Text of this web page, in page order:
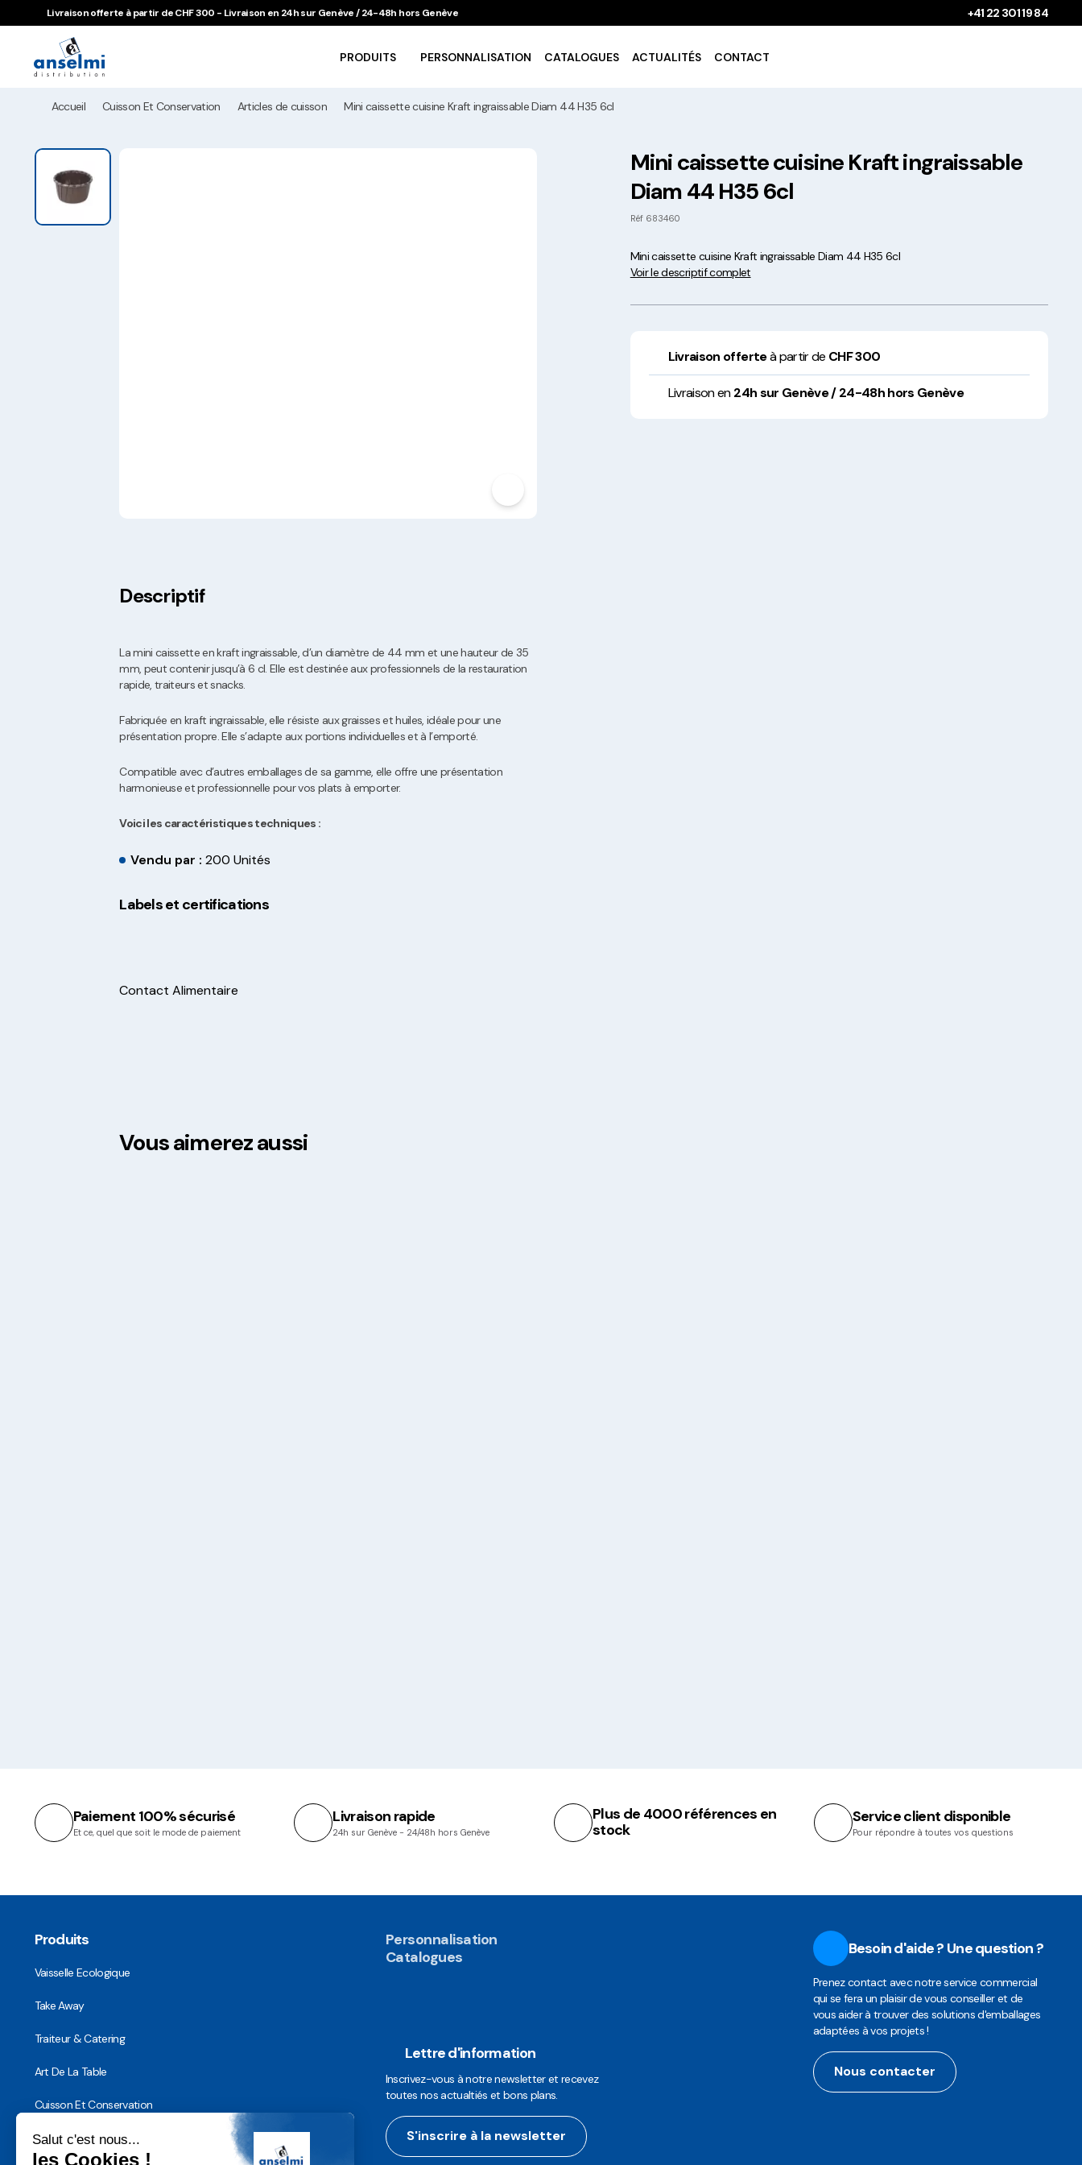
Aller au contenu
Aller à la navigation principale
Livraison offerte à partir de CHF 300 - Livraison en 24h sur Genève / 24-48h hors Genève +41 22 301 19 84
PRODUITS
Gobelets à boissons
chaudes 100%
en Europe
PERSONNALISATION CATALOGUES ACTUALITÉS CONTACT
Accueil Cuisson Et Conservation Articles de cuisson Mini caissette cuisine Kraft ingraissable Diam 44 H35 6cl
Mini caissette cuisine Kraft ingraissable
Diam 44 H35 6cl
Réf 683460
Mini caissette cuisine Kraft ingraissable Diam 44 H35 6cl
Voir le descriptif complet
Livraison offerteà partir de CHF 300
Livraison en24h sur Genève / 24-48h hors Genève
Descriptif
La mini caissette en kraft ingraissable, d’un diamètre de 44 mm et une hauteur de 35
mm, peut contenir jusqu’à 6 cl. Elle est destinée aux professionnels de la restauration
rapide, traiteurs et snacks.
Fabriquée en kraft ingraissable, elle résiste aux graisses et huiles, idéale pour une
présentation propre. Elle s’adapte aux portions individuelles et à l’emporté.
Compatible avec d’autres emballages de sa gamme, elle offre une présentation
harmonieuse et professionnelle pour vos plats à emporter.
Voici les caractéristiques techniques :
Vendu par :200 Unités
Labels et certifications
Contact Alimentaire
Vous aimerez aussi
Paiement 100% sécurisé
Et ce, quel que soit le mode de paiement
Livraison rapide
24h sur Genève - 24/48h hors Genève
Plus de 4000 références en
stock
Service client disponible
Pour répondre à toutes vos questions
Produits
Vaisselle Ecologique
Take Away
Traiteur & Catering
Art De La Table
Cuisson Et Conservation
Hygiène, Sécurité et Traçabilité
Personnalisation
Catalogues
Lettre d'information
Inscrivez-vous à notre newsletter et recevez
toutes nos actualtiés et bons plans.
S'inscrire à la newsletter
Besoin d'aide ? Une question ?
Prenez contact avec notre service commercial
qui se fera un plaisir de vous conseiller et de
vous aider à trouver des solutions d'emballages
adaptées à vos projets !
Nous contacter